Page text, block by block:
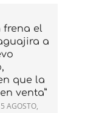
frena el
a
que la
venta”
5 AGOSTO,